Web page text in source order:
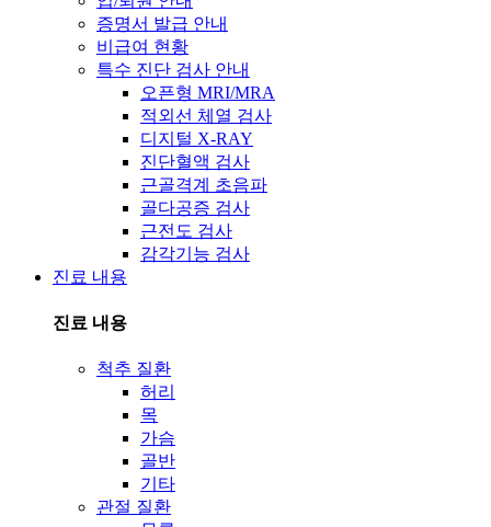
증명서 발급 안내
비급여 현황
특수 진단 검사 안내
오픈형 MRI/MRA
적외선 체열 검사
디지털 X-RAY
진단혈액 검사
근골격계 초음파
골다공증 검사
근전도 검사
감각기능 검사
진료 내용
진료 내용
척추 질환
허리
목
가슴
골반
기타
관절 질환